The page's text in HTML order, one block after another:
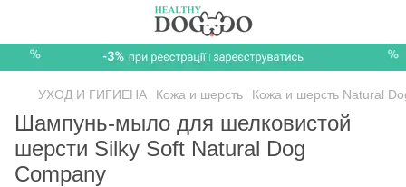
УХОД И ГИГИЕНА Кожа и шерсть Кожа и шерсть Natural
Шампунь-мыло для шелковистой
шерсти Silky Soft Natural Dog
Company